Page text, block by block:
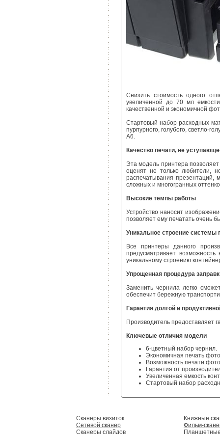
Снизить стоимость одного
увеличенной до 70 мл
качественной и экономичной
Стартовый набор расходных
пурпурного, голубого, светло-
А6.
Качество печати, не
Эта модель принтера
оценят не только любители,
распечатывания презентаций,
сложных и многогранных
Высокие темпы работы
Устройство наносит
позволяет ему печатать очень
Уникальное строение системы
Все принтеры данного
предусматривает
уникальному строению
Упрощенная процедура
Заменить чернила легко
обеспечит бережную
Гарантия долгой и
Производитель предоставляет
Ключевые отличия модели
6-цветный набор чернил.
Экономичная печать
Возможность печати
Гарантия от
Увеличенная емкость
Стартовый набор
Сканеры визиток
Сетевой сканер
Сканеры слайдов
Книжные
Фильм-